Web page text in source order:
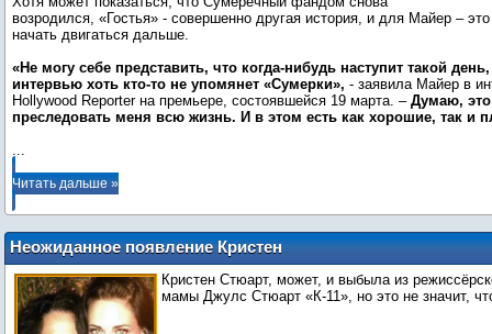
возродился, «Гостья» - совершенно другая история, и для Майер –
начать двигаться дальше.
«Не могу себе представить, что когда-нибудь наступит такой
интервью хоть кто-то не упомянет «Сумерки», - заявила Майер в
Hollywood Reporter на премьере, состоявшейся 19 марта. – Думаю, это
преследовать меня всю жизнь. И в этом есть как хорошие, так и
...
Читать дальше »
Неожиданное появление Кристен
Стюарт в режиссерском дебюте мамы
Джулс: «Это было идеально»Кристен Стюарт, может, и выбыла из
мамы Джулс Стюарт «К-11», но это не значит,